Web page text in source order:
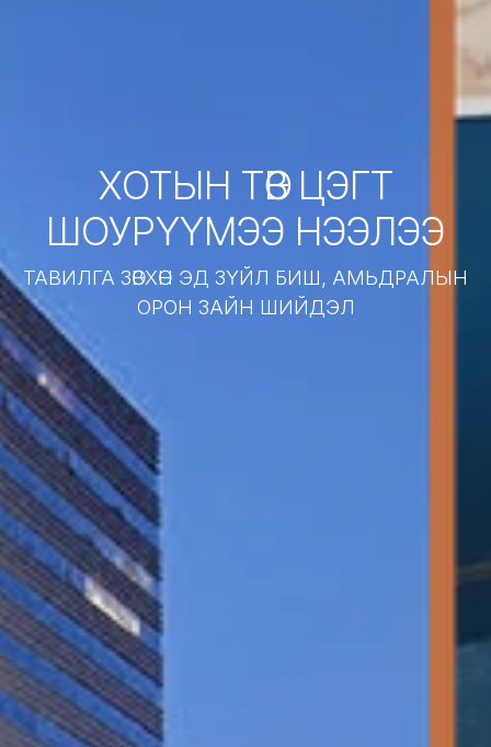
ХОТЫН ТӨВ ЦЭГТ
ШОУРҮҮМЭЭ НЭЭЛЭЭ
ТАВИЛГА ЗӨВХӨН ЭД ЗҮЙЛ БИШ, АМЬДРАЛЫН
ОРОН ЗАЙН ШИЙДЭЛ